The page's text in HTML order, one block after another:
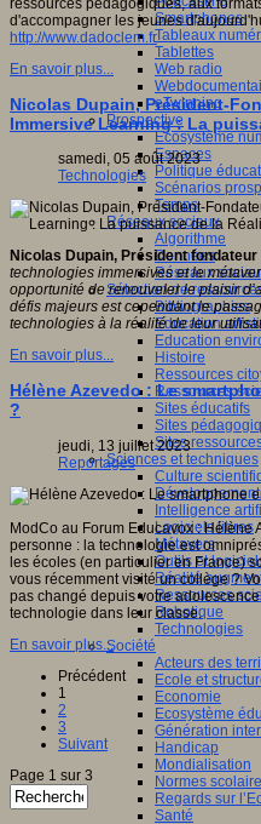
Smartphones
Tableaux
Tablettes
Web radio
eTwinning
Prospective
Ecosystème
Espaces
Politique
Scénarios
Temps
Réseaux sociaux
Algorithme
Données
Réseaux
Sélection de
Bibliographies
Education
Education
Histoire
Ressources
Ressources
Sites éducatifs
Sites
Sites
Sciences et techniques
Culture
Intelligence
Logiciels libres
Métavers
Outils et
Réalité
Ressources
Robotique
Technologies
Société
Acteurs des
Ecole et
Economie
Ecosystème
Génération
Handicap
Mondialisation
Normes
Regards sur
Santé
ressources pédagogiques, aux
d'accompagner les jeunes
http://www.dadoclem.fr
En savoir plus...
Nicolas Dupain, Président-
Immersive Learning : La
samedi, 05 août 2023
Technologies
Nicolas Dupain, Président
technologies immersives et le
opportunité de renouveler le plaisir
défis majeurs est cependant le
technologies à la réalité de leur
En savoir plus...
Hélène Azevedo : Le
?
jeudi, 13 juillet 2023
Reportages
ModCo au Forum Educavox : Hélène
personne : la technologie est
les écoles (en particulier en France)
vous récemment visité un collège ?
pas changé depuis votre
technologie dans leur classe.
En savoir plus...
Précédent
1
2
3
Suivant
Page 1 sur 3